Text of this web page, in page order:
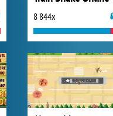
8 844x